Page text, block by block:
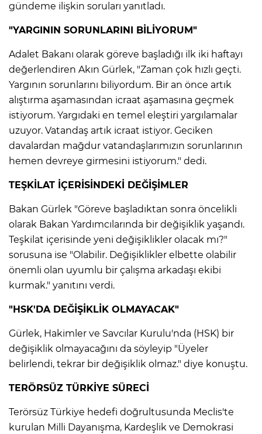
gündeme ilişkin soruları yanıtladı.
"YARGININ SORUNLARINI BİLİYORUM"
Adalet Bakanı olarak göreve başladığı ilk iki haftayı
değerlendiren Akın Gürlek, "Zaman çok hızlı geçti.
Yargının sorunlarını biliyordum. Bir an önce artık
alıştırma aşamasından icraat aşamasına geçmek
istiyorum. Yargıdaki en temel eleştiri yargılamalar
uzuyor. Vatandaş artık icraat istiyor. Geciken
davalardan mağdur vatandaşlarımızın sorunlarının
hemen devreye girmesini istiyorum." dedi.
TEŞKİLAT İÇERİSİNDEKİ DEĞİŞİMLER
Bakan Gürlek "Göreve başladıktan sonra öncelikli
olarak Bakan Yardımcılarında bir değişiklik yaşandı.
Teşkilat içerisinde yeni değişiklikler olacak mı?"
sorusuna ise "Olabilir. Değişiklikler elbette olabilir
önemli olan uyumlu bir çalışma arkadaşı ekibi
kurmak." yanıtını verdi.
"HSK'DA DEĞİŞİKLİK OLMAYACAK"
Gürlek, Hakimler ve Savcılar Kurulu'nda (HSK) bir
değişiklik olmayacağını da söyleyip "Üyeler
belirlendi, tekrar bir değişiklik olmaz." diye konuştu.
TERÖRSÜZ TÜRKİYE SÜRECİ
Terörsüz Türkiye hedefi doğrultusunda Meclis'te
kurulan Milli Dayanışma, Kardeşlik ve Demokrasi